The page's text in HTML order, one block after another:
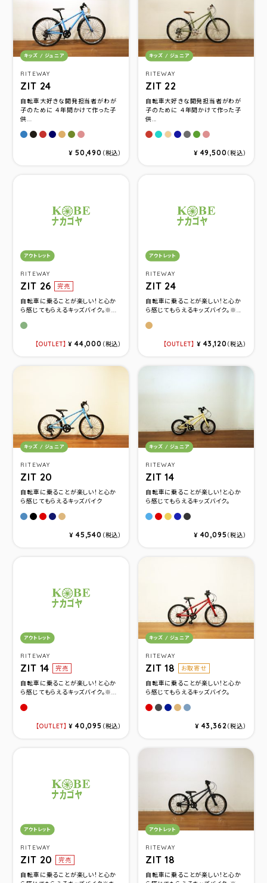
RITEWAY
ZIT 24
カテゴリ：
キッズ / ジュニア
自転車大好きな開発担当者がわが
子のために ４年間かけて作った子
供...
マットスカイブル－
マットブラックグレ－
マットレッド
マットネイビ－
マットベ－ジュ
マットカーキ
マットサクラレッド
¥ 50,490 （税込）
RITEWAY
ZIT 22
カテゴリ：
キッズ / ジュニア
自転車大好きな開発担当者がわが
子のために ４年間かけて作った子
供...
マットレッド
マットスカイブルー
マットベージュ
マットネイビー
マットブラックグレ
マットカーキ
マットサクラレ
¥ 49,500（税込）
RITEWAY
ZIT 26 完売
カテゴリ：
アウトレット
自転車に乗ることが楽しい！と心か
ら感じてもらえるキッズバイク。※...
マットカーキ
OUTLET ¥ 44,000 （税込）
RITEWAY
ZIT 24
カテゴリ：
アウトレット
自転車に乗ることが楽しい！と心か
ら感じてもらえるキッズバイク。※...
ベージュ
OUTLET ¥ 43,120（税込）
RITEWAY
ZIT 20
カテゴリ：
キッズ / ジュニア
自転車に乗ることが楽しい！と心か
ら感じてもらえるキッズバイク
マットスカイブル－
マットブラックグレ－
マットレッド
マットネイビ－
マットベ－ジュ
¥ 45,540 （税込）
RITEWAY
ZIT 14
カテゴリ：
キッズ / ジュニア
自転車に乗ることが楽しい！と心か
ら感じてもらえるキッズバイク。
マットスカイブルー
マットレッド
マットベ－ジュ
マットネイビ－
マットブラックグレ
¥ 40,095 （税込）
RITEWAY
ZIT 14 完売
カテゴリ：
アウトレット
自転車に乗ることが楽しい！と心か
ら感じてもらえるキッズバイク。※...
マットレッド
OUTLET ¥ 40,095 （税込）
RITEWAY
ZIT 18 お取寄せ
カテゴリ：
キッズ / ジュニア
自転車に乗ることが楽しい！と心か
ら感じてもらえるキッズバイク。
マットレッド
マットブラックグレー
マットネイビ－
マットベ－ジュ
マットスカイブル-
¥ 43,362 （税込）
RITEWAY
ZIT 20 完売
カテゴリ：
アウトレット
自転車に乗ることが楽しい！と心か
RITEWAY
ZIT 18
カテゴリ：
アウトレット
自転車に乗ることが楽しい！と心か